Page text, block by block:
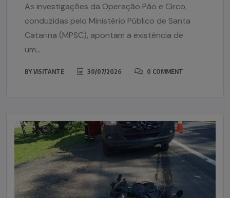
As investigações da Operação Pão e Circo,
conduzidas pelo Ministério Público de Santa
Catarina (MPSC), apontam a existência de
um...
BYVISITANTE 30/07/2026 0 COMMENT